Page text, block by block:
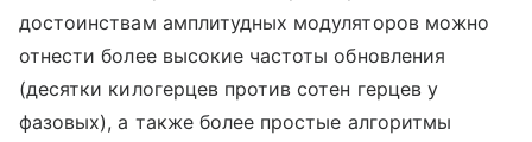
достоинствам амплитудных модуляторов можно
отнести более высокие частоты обновления
(десятки килогерцев против сотен герцев у
фазовых), а также более простые алгоритмы